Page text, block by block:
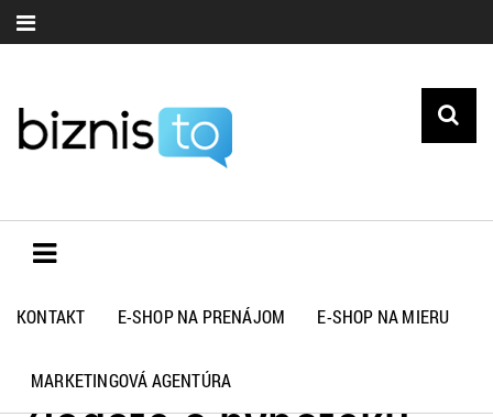
KONTAKT E-SHOP NA PRENÁJOM E-SHOP NA MIERU
MARKETINGOVÁ AGENTÚRA